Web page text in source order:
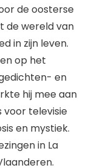
de oosterse
de wereld van
in zijn leven.
op het
en
hij mee aan
voor televisie
en mystiek.
in La